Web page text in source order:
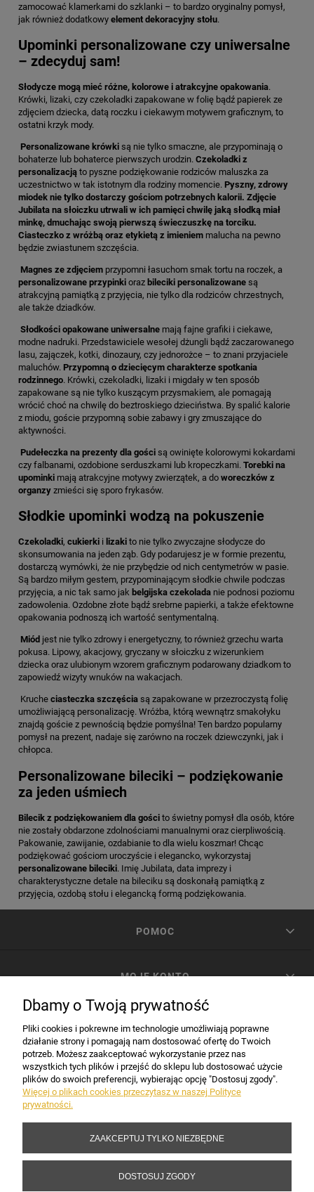
zamocować klamerkami do szklanki – to bardzo oryginalny pomysł,
jak również dodatkowy element dekoracyjny stołu.
Upominki personalizowane czy uniwersalne
– zdecyduj sam!
Słodycze mogą mieć różne, kolorowe i atrakcyjne opakowania.
Krówki, lizaki, czy czekoladki zapakowane w folię bądź papierek ze
zdjęciem dziecka, datą roczku i ciekawym motywem graficznym, to
ostatni krzyk mody.
Personalizowane krówki są nie tylko smaczne, ale przypominają o
bohaterze lub bohaterce pierwszych urodzin. Czekoladki z
personalizacją to pyszne podziękowanie rodziców maluszka za
uczestnictwo w tak istotnym dla rodziny momencie. Pyszny, zdrowy
miodek nie tylko dostarczy gościom potrzebnych kalorii. Zdjęcie
Jubilata na słoiczku utrwali w ich pamięci chwilę jaką słodką miał
minkę, dmuchając swoją pierwszą świeczuszkę na torciku.
Ciasteczko z wróżbą oraz etykietą z imieniem malucha na pewno
będzie zwiastunem szczęścia.
Magnes ze zdjęciem przypomni łasuchom smak tortu na roczek, a
personalizowane przypinki oraz bileciki personalizowane są
atrakcyjną pamiątką z przyjęcia, nie tylko dla rodziców chrzestnych,
ale także dziadków.
Słodkości opakowane uniwersalne mają fajne grafiki i ciekawe,
modne nadruki. Przedstawiciele wesołej dżungli bądź zaczarowanego
lasu, zajączek, kotki, dinozaury, czy jednorożce – to znani przyjaciele
maluchów. Przypomną o dziecięcym charakterze spotkania
rodzinnego. Krówki, czekoladki, lizaki i migdały w ten sposób
zapakowane są nie tylko kuszącym przysmakiem, ale pomagają
wrócić choć na chwilę do beztroskiego dzieciństwa. By spalić kalorie
z miodu, goście przypomną sobie zabawy i gry zmuszające do
aktywności.
Pudełeczka na prezenty dla gości są owinięte kolorowymi kokardami
czy falbanami, ozdobione serduszkami lub kropeczkami. Torebki na
upominki mają atrakcyjne motywy zwierzątek, a do woreczków z
organzy zmieści się sporo frykasów.
Słodkie upominki wodzą na pokuszenie
Czekoladki, cukierki i lizaki to nie tylko zwyczajne słodycze do
skonsumowania na jeden ząb. Gdy podarujesz je w formie prezentu,
dostarczą wymówki, że nie przybędzie od nich centymetrów w pasie.
Są bardzo miłym gestem, przypominającym słodkie chwile podczas
przyjęcia, a nic tak samo jak belgijska czekolada nie podnosi poziomu
zadowolenia. Ozdobne złote bądź srebrne papierki, a także efektowne
opakowania podnoszą ich wartość sentymentalną.
Miód jest nie tylko zdrowy i energetyczny, to również grzechu warta
pokusa. Lipowy, akacjowy, gryczany w słoiczku z wizerunkiem
dziecka oraz ulubionym wzorem graficznym podarowany dziadkom to
zapowiedź wizyty wnuków na wakacjach.
Kruche ciasteczka szczęścia są zapakowane w przezroczystą folię
umożliwiającą personalizację. Wróżba, którą wewnątrz smakołyku
znajdą goście z pewnością będzie pomyślna! Ten bardzo popularny
pomysł na prezent, nadaje się zarówno na roczek dziewczynki, jak i
chłopca.
Personalizowane bileciki – podziękowanie
za jeden uśmiech
Bilecik z podziękowaniem dla gości to świetny pomysł dla osób, które
nie zostały obdarzone zdolnościami manualnymi oraz cierpliwością.
Pakowanie, zawijanie, ozdabianie to dla wielu koszmar! Chcąc
podziękować gościom uroczyście i elegancko, wykorzystaj
personalizowane bileciki. Imię Jubilata, data imprezy i
charakterystyczne detale na bileciku są doskonałą pamiątką z
przyjęcia, ozdobą stołu i elegancką formą podziękowania.
POMOC
MOJE KONTO
INFORMACJE
Copyright 2017-2026 Sakramento.pl
Dbamy o Twoją prywatność
Pliki cookies i pokrewne im technologie umożliwiają poprawne
działanie strony i pomagają nam dostosować ofertę do Twoich
potrzeb. Możesz zaakceptować wykorzystanie przez nas
wszystkich tych plików i przejść do sklepu lub dostosować użycie
plików do swoich preferencji, wybierając opcję "Dostosuj zgody".
Więcej o plikach cookies przeczytasz w naszej Polityce
prywatności.
ZAAKCEPTUJ TYLKO NIEZBĘDNE
DOSTOSUJ ZGODY